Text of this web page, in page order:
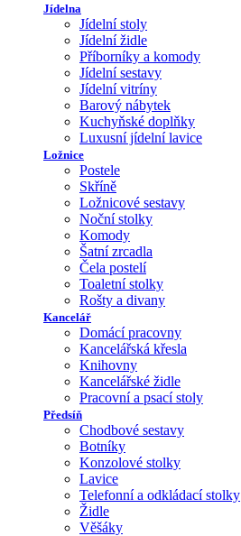
Jídelna
Jídelní stoly
Jídelní židle
Příborníky a komody
Jídelní sestavy
Jídelní vitríny
Barový nábytek
Kuchyňské doplňky
Luxusní jídelní lavice
Ložnice
Postele
Skříně
Ložnicové sestavy
Noční stolky
Komody
Šatní zrcadla
Čela postelí
Toaletní stolky
Rošty a divany
Kancelář
Domácí pracovny
Kancelářská křesla
Knihovny
Kancelářské židle
Pracovní a psací stoly
Předsíň
Chodbové sestavy
Botníky
Konzolové stolky
Lavice
Telefonní a odkládací stolky
Židle
Věšáky